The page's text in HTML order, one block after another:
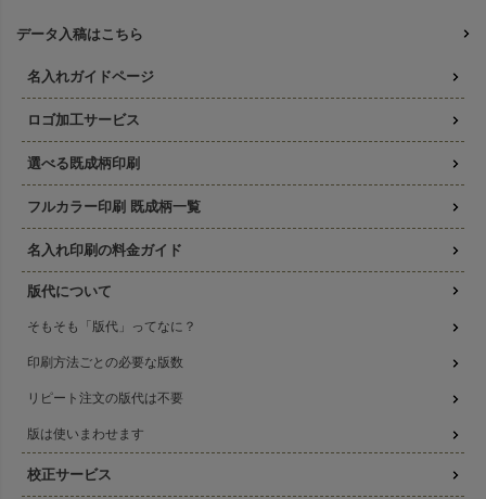
データ入稿はこちら
名入れガイドページ
ロゴ加工サービス
選べる既成柄印刷
フルカラー印刷 既成柄一覧
名入れ印刷の料金ガイド
版代について
そもそも「版代」ってなに？
印刷方法ごとの必要な版数
リピート注文の版代は不要
版は使いまわせます
校正サービス